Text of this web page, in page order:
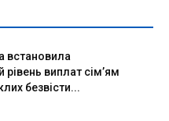
встановила
виплат сім’ям
безвісти...